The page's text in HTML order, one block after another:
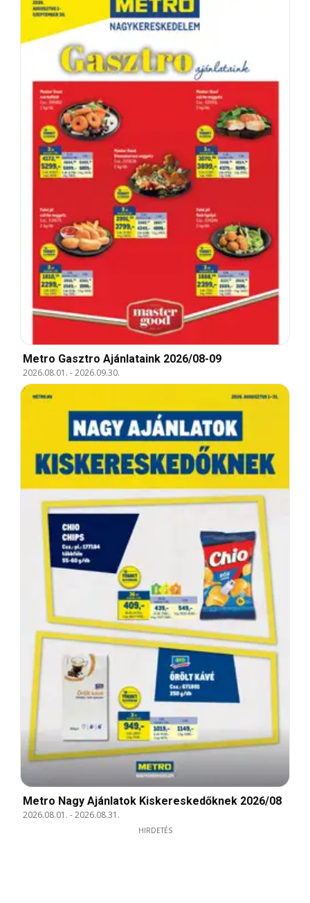
Metro Gasztro Ajánlataink 2026/08-09
2026.08.01. -2026.09.30.
Metro Nagy Ajánlatok Kiskereskedőknek 2026/08
2026.08.01. -2026.08.31.
HIRDETÉS